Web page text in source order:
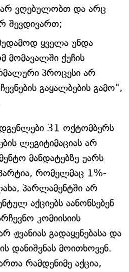
არ ვღებულობთ და არც
შევდივართ;
ყველა უნდა
მომავალში ქუჩის
პროცესი არ
გაყალბების გამო",
31 ოქტომბერს
ლეგიტიმაციას არ
მანდატებზე უარს
რომელმაც 1%-
პარლამენტში არ
აქციებს აანონსებენ
კომიისიის
ჟვანიას გადაყენებასა და
დანიშვნას მოითხოვენ.
რამდენიმე აქცია,